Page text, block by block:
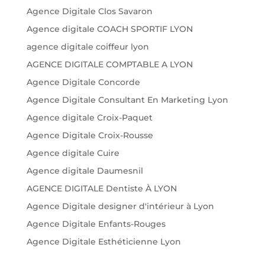
Agence Digitale Clos Savaron
Agence digitale COACH SPORTIF LYON
agence digitale coiffeur lyon
AGENCE DIGITALE COMPTABLE A LYON
Agence Digitale Concorde
Agence Digitale Consultant En Marketing Lyon
Agence digitale Croix-Paquet
Agence Digitale Croix-Rousse
Agence digitale Cuire
Agence digitale Daumesnil
AGENCE DIGITALE Dentiste À LYON
Agence Digitale designer d'intérieur à Lyon
Agence Digitale Enfants-Rouges
Agence Digitale Esthéticienne Lyon